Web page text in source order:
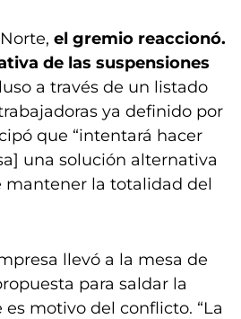
el gremio reaccionó.
de las suspensiones
a través de un listado
ya definido por
que “intentará hacer
una solución alternativa
mantener la totalidad del
llevó a la mesa de
para saldar la
motivo del conflicto. “La